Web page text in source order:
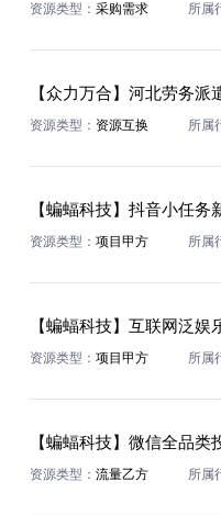
资源类型： 采购需求 所属
【众力万合】河北劳务
资源类型： 资源互换 所属
【蝙蝠科技】抖音小任
资源类型： 项目甲方 所属
【蝙蝠科技】互联网泛娱
资源类型： 项目甲方 所属
【蝙蝠科技】微信全品
资源类型： 流量乙方 所属